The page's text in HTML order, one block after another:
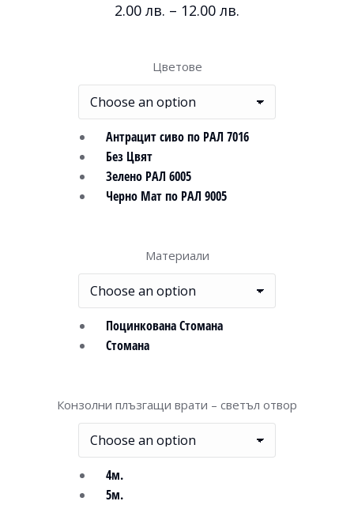
2.00 лв. – 12.00 лв.
Цветове
Антрацит сиво по РАЛ 7016
Без Цвят
Зелено РАЛ 6005
Черно Мат по РАЛ 9005
Материали
Поцинкована Стомана
Стомана
Конзолни плъзгащи врати – светъл отвор
4м.
5м.